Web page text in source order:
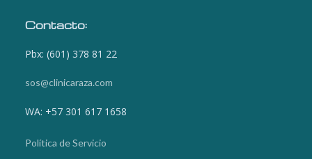
Contacto:
Pbx: (601) 378 81 22
sos@clinicaraza.com
WA: +57 301 617 1658
Política de Servicio